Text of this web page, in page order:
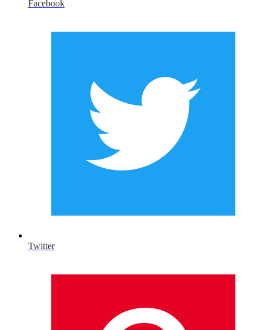
Facebook
Twitter